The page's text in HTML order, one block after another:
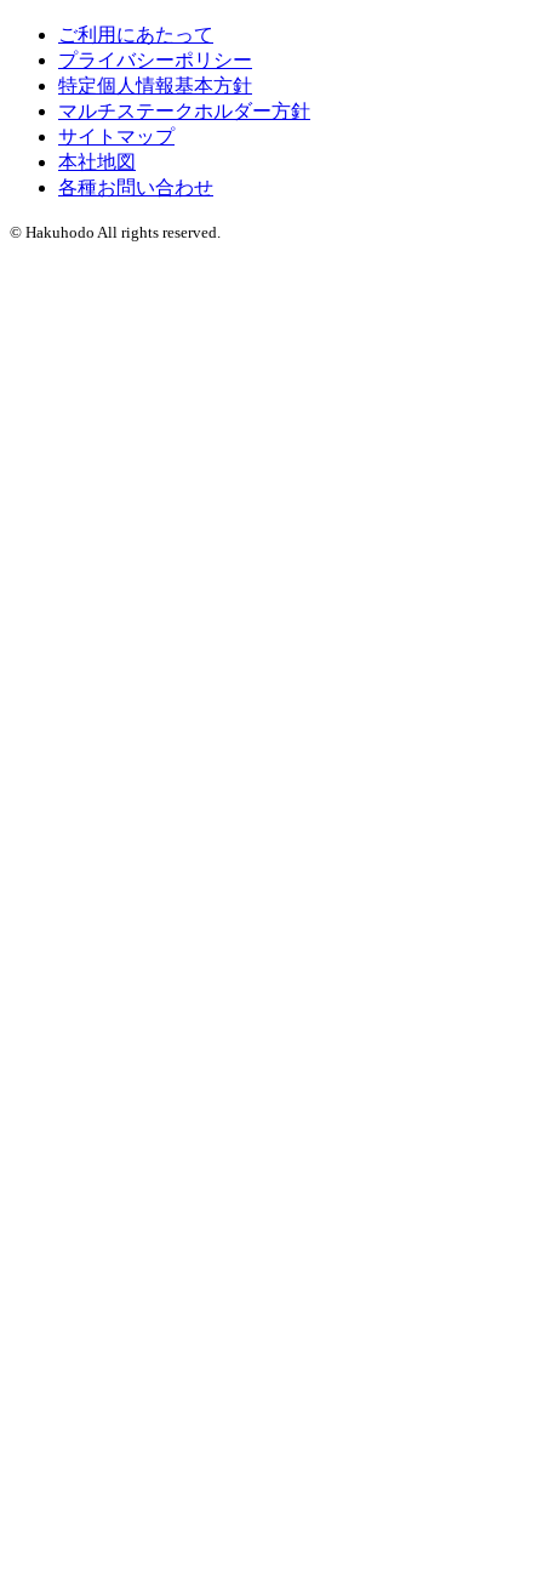
ご利用にあたって
プライバシーポリシー
特定個人情報基本方針
マルチステークホルダー方針
サイトマップ
本社地図
各種お問い合わせ
© Hakuhodo All rights reserved.